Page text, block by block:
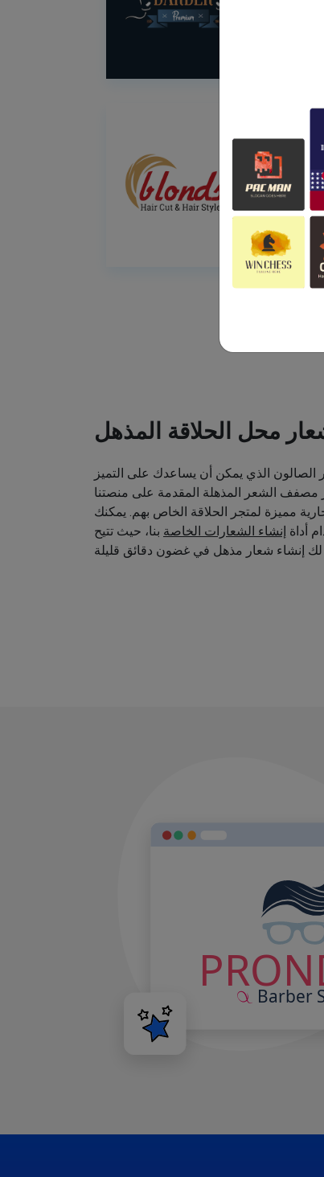
محل الحلاقة المذهل
الذي يمكن أن يساعدك على التميز
مصفف الشعر المذهلة المقدمة على منصتنا
مميزة لمتجر الحلاقة الخاص بهم. يمكنك
أداة إنشاء الشعارات الخاصة بنا، حيث تتيح
لك إنشاء شعار مذهل في غضون دقائق قليلة